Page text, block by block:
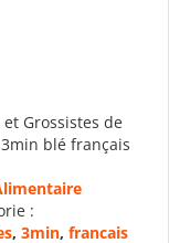
Grossistes de
blé français
:
, 3min, francais